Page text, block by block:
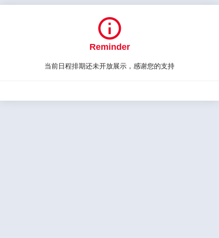

Reminder
当前日程排期还未开放展示，感谢您的支持